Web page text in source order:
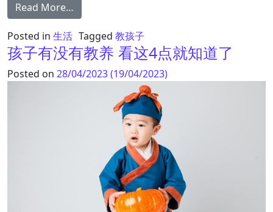
Read More…
Posted in 生活 Tagged 教孩子
孩子有没有教养 看这4点就知道了
Posted on 28/04/2023(19/04/2023)